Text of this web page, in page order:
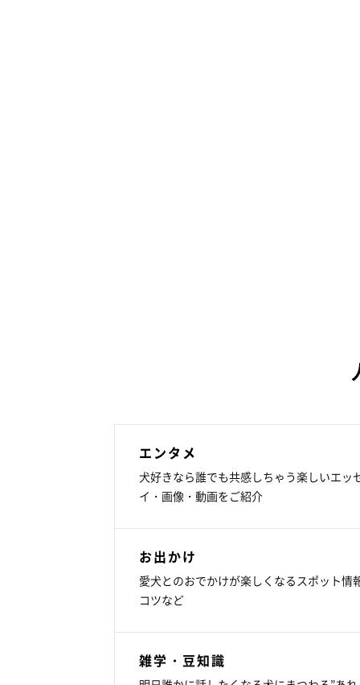
エンタメ
犬好きなら誰でも共感しちゃう楽しいエッ
イ・画像・動画をご紹介
お出かけ
愛犬とのおでかけが楽しくなるスポット情
コツなど
雑学・豆知識